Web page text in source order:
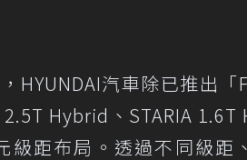
HYUNDAI汽車除已推出
2.5T Hybrid、STARIA
級距布局。透過不同級距